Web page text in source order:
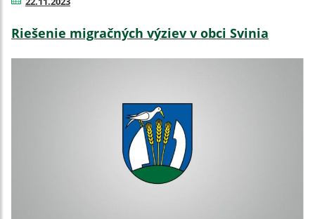
Riešenie migračných výziev v obci Svinia